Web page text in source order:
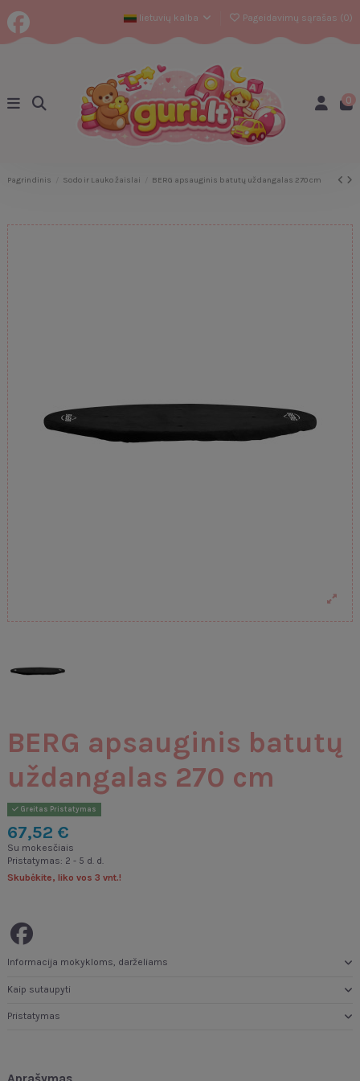
lietuvių kalba Pageidavimų sąrašas (0)
0
Pagrindinis Sodo ir Lauko žaislai BERG apsauginis batutų uždangalas 270 cm
BERG apsauginis batutų
uždangalas 270 cm
Greitas Pristatymas
67,52 €
Su mokesčiais
Pristatymas: 2 - 5 d. d.
Skubėkite, liko vos 3 vnt.!
Informacija mokykloms, darželiams
Kaip sutaupyti
Pristatymas